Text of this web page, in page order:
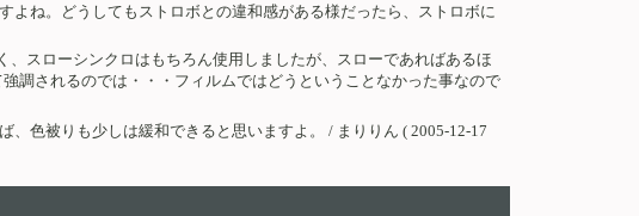
ね。どうしてもストロボとの違和感がある様だったら、ストロボに
スローシンクロはもちろん使用しましたが、スローであればあるほ
調されるのでは・・・フィルムではどうということなかった事なので
色被りも少しは緩和できると思いますよ。 / まりりん ( 2005-12-17